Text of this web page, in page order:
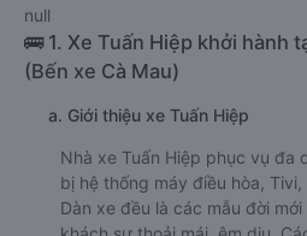
null
🚌 1. Xe Tuấn Hiệp khởi hành
(Bến xe Cà Mau)
a. Giới thiệu xe Tuấn Hiệp
Nhà xe Tuấn Hiệp phục vụ đa
bị hệ thống máy điều hòa,
Dàn xe đều là các mẫu đời